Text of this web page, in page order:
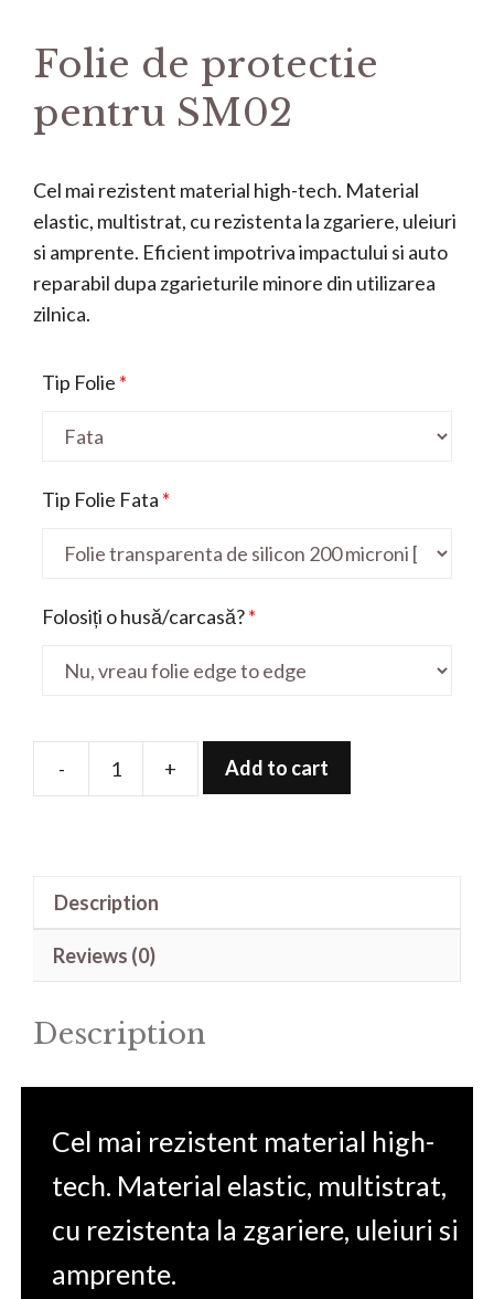
Folie de protectie
pentru SM02
Cel mai rezistent material high-tech. Material
elastic, multistrat, cu rezistenta la zgariere, uleiuri
si amprente. Eficient impotriva impactului si auto
reparabil dupa zgarieturile minore din utilizarea
zilnica.
Tip Folie *
Tip Folie Fata *
Folosiți o husă/carcasă?*
-
Folie
+ Add to cart
Description
Reviews (0)
Description
Cel mai rezistent material high-
tech. Material elastic, multistrat,
cu rezistenta la zgariere, uleiuri si
amprente.